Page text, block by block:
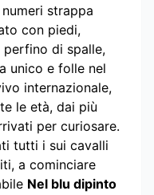
strappa
con piedi,
di spalle,
unico e folle nel
internazionale,
le età, dai più
per curiosare.
tutti i sui cavalli
a cominciare
Nel blu dipinto